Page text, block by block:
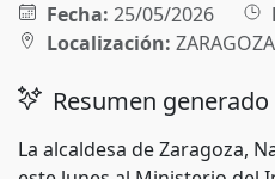
Fecha: 25/05/2026
Localización: ZARAGOZA
Resumen
La alcaldesa de Zaragoza,